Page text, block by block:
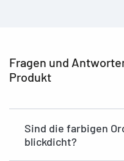
Fragen und
Produkt
Sind die farbigen
blickdicht?